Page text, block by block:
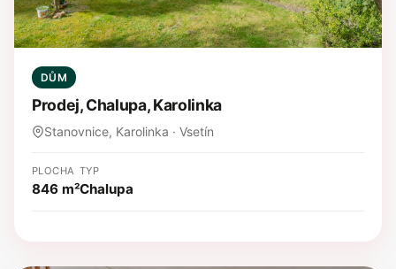
DŮM
Prodej, Chalupa, Karolinka
Stanovnice, Karolinka · Vsetín
PLOCHA
846 m²
TYP
Chalupa